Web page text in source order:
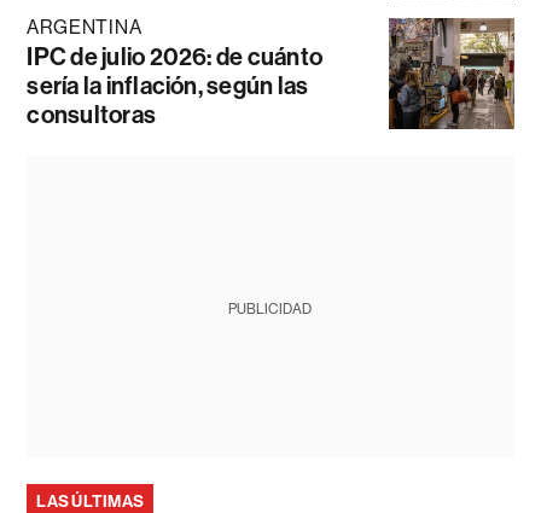
ARGENTINA
IPC de julio 2026: de cuánto
sería la inflación, según las
consultoras
PUBLICIDAD
LAS ÚLTIMAS